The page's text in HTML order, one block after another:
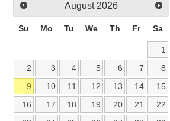
August 2026
Su Mo Tu We Th Fr Sa
1
2
3 4 5 6 7
8
9
10 11 12 13 14
15
16
17 18 19 20 21
22